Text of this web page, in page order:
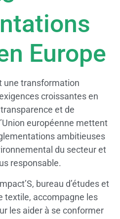
Europe
une transformation
croissantes en
et de
européenne mettent
ambitieuses
du secteur et
responsable.
bureau d’études et
textile, accompagne les
les aider à se conformer